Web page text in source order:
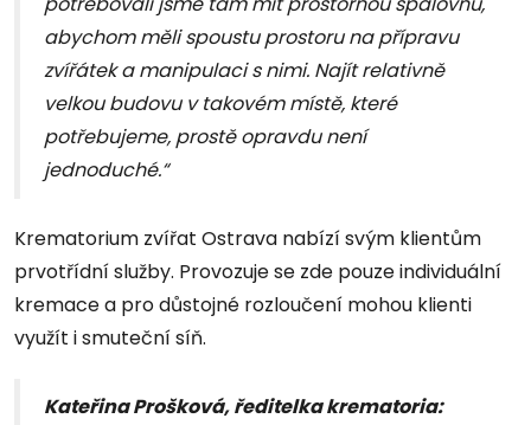
abychom měli spoustu prostoru na přípravu
zvířátek a manipulaci s nimi. Najít relativně
velkou budovu v takovém místě, které
potřebujeme, prostě opravdu není
jednoduché.“
Krematorium zvířat Ostrava nabízí svým klientům
prvotřídní služby. Provozuje se zde pouze individuální
kremace a pro důstojné rozloučení mohou klienti
využít i smuteční síň.
Kateřina Prošková, ředitelka krematoria: